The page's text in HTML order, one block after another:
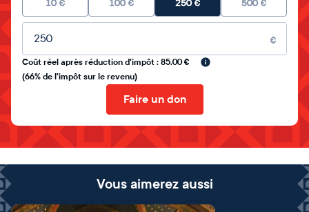
10 € 100 € 250€ 500 €
Montant libre
€
Coût réel après réduction d'impôt : 85.00 €
(66% de l'impôt sur le revenu)
Faire un don
Vous aimerez aussi